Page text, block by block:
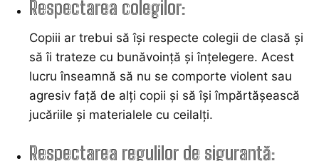
Respectarea colegilor:
Copiii ar trebui să își respecte colegii de clasă și
să îi trateze cu bunăvoință și înțelegere. Acest
lucru înseamnă să nu se comporte violent sau
agresiv față de alți copii și să își împărtășească
jucăriile și materialele cu ceilalți.
Respectarea regulilor de siguranță: